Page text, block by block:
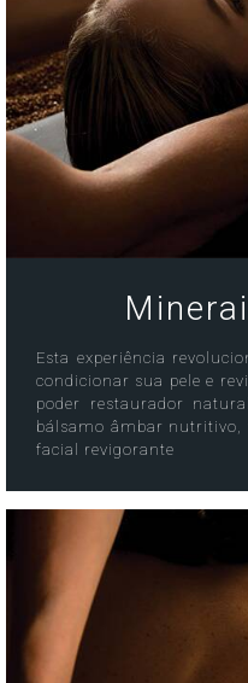
Esta experiência
condicionar sua pele e
poder restaurador
bálsamo âmbar nutritivo,
facial revigorante